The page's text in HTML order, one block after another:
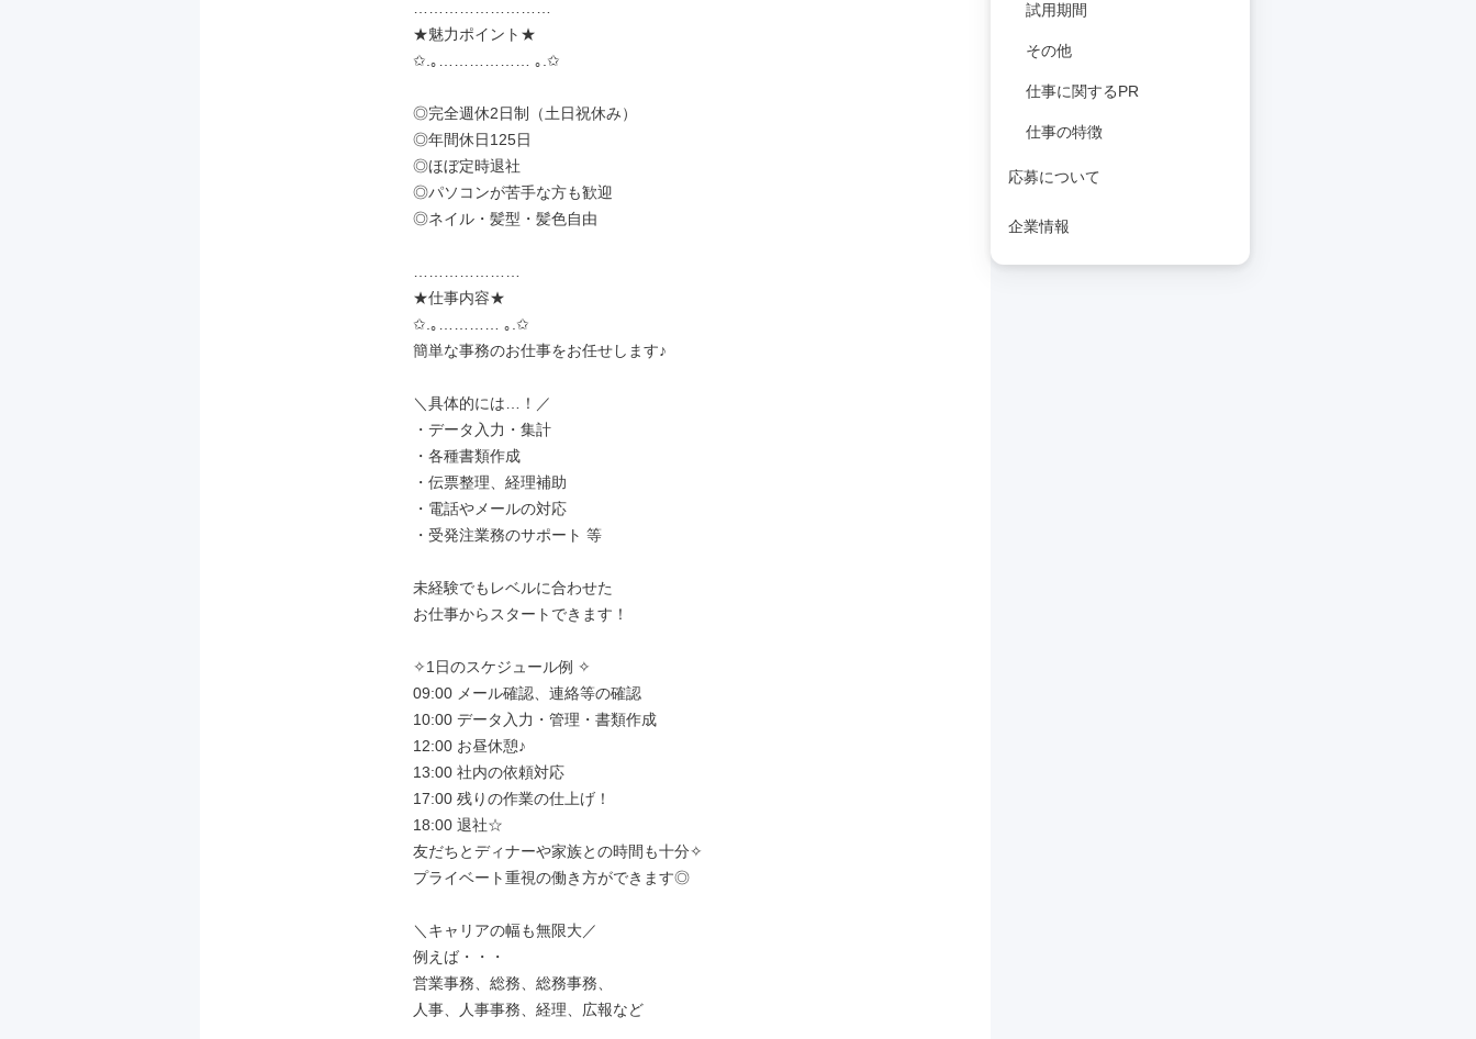
★魅力ポイント★
✩.｡……………… ｡.✩
◎完全週休2日制（土日祝休み）
◎年間休日125日
◎ほぼ定時退社
◎パソコンが苦手な方も歓迎
◎ネイル・髪型・髪色自由
★仕事内容★
✩.｡………… ｡.✩
簡単な事務のお仕事をお任せします♪
＼具体的には…！／
・データ入力・集計
・各種書類作成
・伝票整理、経理補助
・電話やメールの対応
・受発注業務のサポート 等
未経験でもレベルに合わせた
お仕事からスタートできます！
✧1日のスケジュール例 ✧
09:00 メール確認、連絡等の確認
10:00 データ入力・管理・書類作成
12:00 お昼休憩♪
13:00 社内の依頼対応
17:00 残りの作業の仕上げ！
18:00 退社☆
友だちとディナーや家族との時間も十分✧
プライベート重視の働き方ができます◎
＼キャリアの幅も無限大／
例えば・・・
営業事務、総務、総務事務、
人事、人事事務、経理、広報など
試用期間
その他
仕事に関するPR
仕事の特徴
応募について
企業情報